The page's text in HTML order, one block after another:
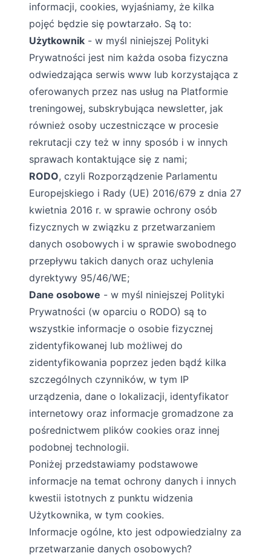
informacji, cookies, wyjaśniamy, że kilka
pojęć będzie się powtarzało. Są to:
Użytkownik - w myśl niniejszej Polityki
Prywatności jest nim każda osoba fizyczna
odwiedzająca serwis www lub korzystająca z
oferowanych przez nas usług na Platformie
treningowej, subskrybująca newsletter, jak
również osoby uczestniczące w procesie
rekrutacji czy też w inny sposób i w innych
sprawach kontaktujące się z nami;
RODO, czyli Rozporządzenie Parlamentu
Europejskiego i Rady (UE) 2016/679 z dnia 27
kwietnia 2016 r. w sprawie ochrony osób
fizycznych w związku z przetwarzaniem
danych osobowych i w sprawie swobodnego
przepływu takich danych oraz uchylenia
dyrektywy 95/46/WE;
Dane osobowe - w myśl niniejszej Polityki
Prywatności (w oparciu o RODO) są to
wszystkie informacje o osobie fizycznej
zidentyfikowanej lub możliwej do
zidentyfikowania poprzez jeden bądź kilka
szczególnych czynników, w tym IP
urządzenia, dane o lokalizacji, identyfikator
internetowy oraz informacje gromadzone za
pośrednictwem plików cookies oraz innej
podobnej technologii.
Poniżej przedstawiamy podstawowe
informacje na temat ochrony danych i innych
kwestii istotnych z punktu widzenia
Użytkownika, w tym cookies.
Informacje ogólne, kto jest odpowiedzialny za
przetwarzanie danych osobowych?